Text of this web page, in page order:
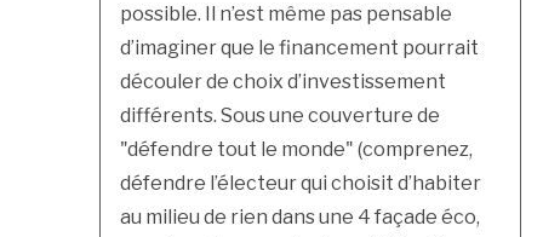
possible. Il n’est même pas pensable
d’imaginer que le financement pourrait
découler de choix d’investissement
différents. Sous une couverture de
"défendre tout le monde" (comprenez,
défendre l’électeur qui choisit d’habiter
au milieu de rien dans une 4 façade éco,